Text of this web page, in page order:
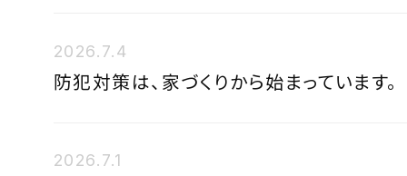
2026.7.4
防犯対策は、家づくりから始まっています。
2026.7.1